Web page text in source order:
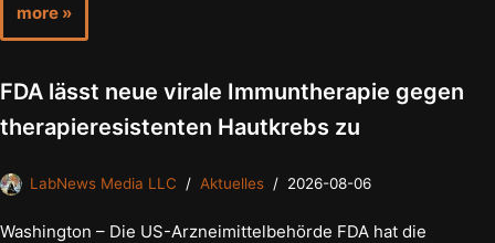
more »
FDA lässt neue virale Immuntherapie gegen
therapieresistenten Hautkrebs zu
LabNews Media LLC Aktuelles 2026-08-06
Washington – Die US-Arzneimittelbehörde FDA hat die